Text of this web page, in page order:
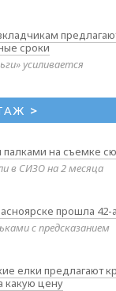
сроки
усиливается
>
на съемке
в СИЗО на 2 месяца
прошла 42-
с предсказанием
елки предлагают
какую цену